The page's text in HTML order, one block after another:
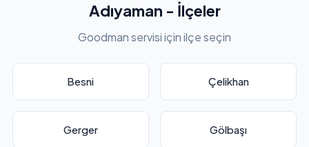
Adıyaman - İlçeler
Goodman servisi için ilçe seçin
Besni Çelikhan
Gerger Gölbaşı